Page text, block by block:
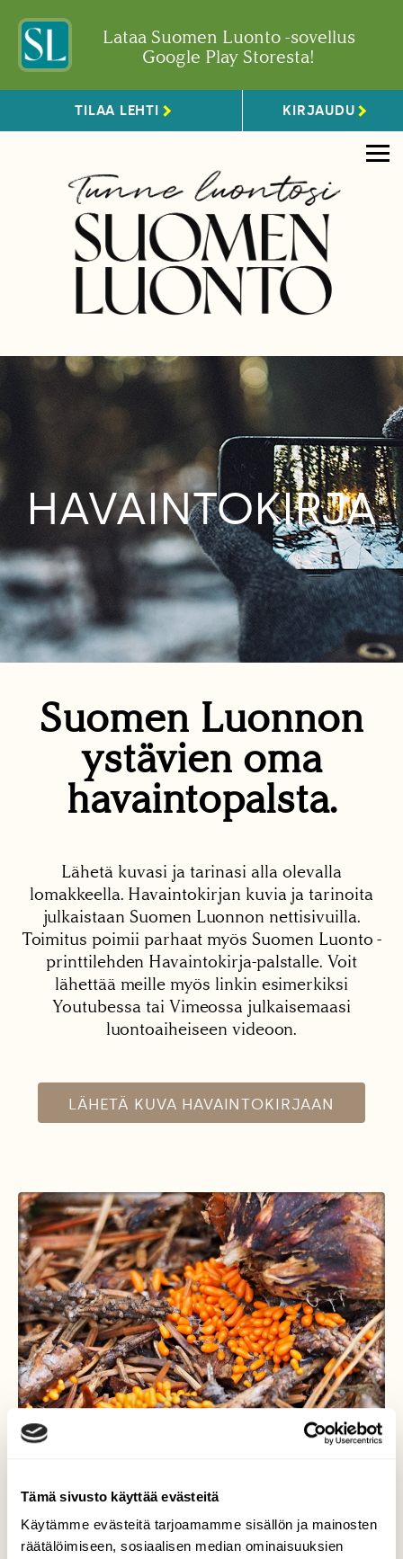
Tämä sivusto käyttää evästeitä
Käytämme evästeitä tarjoamamme sisällön ja mainosten
räätälöimiseen, sosiaalisen median ominaisuuksien
Lataa Suomen Luonto -sovellus
Google Play Storesta!
TILAA LEHTI KIRJAUDU
HAVAINTOKIRJA
Suomen Luonnon
ystävien oma
havaintopalsta.
Lähetä kuvasi ja tarinasi alla olevalla
lomakkeella. Havaintokirjan kuvia ja tarinoita
julkaistaan Suomen Luonnon nettisivuilla.
Toimitus poimii parhaat myös Suomen Luonto -
printtilehden Havaintokirja-palstalle. Voit
lähettää meille myös linkin esimerkiksi
Youtubessa tai Vimeossa julkaisemaasi
luontoaiheiseen videoon.
LÄHETÄ KUVA HAVAINTOKIRJAAN
Haurasterttunenko